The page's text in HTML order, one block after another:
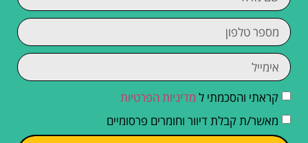
קראתי והסכמתי ל מדיניות הפרטיות
מאשר/ת קבלת דיוור וחומרים פרסומיים